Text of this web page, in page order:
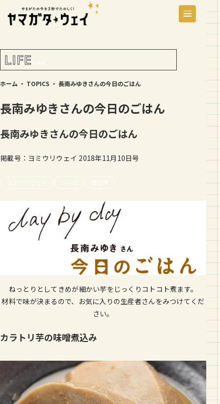
LIFE くらす
ホーム ・ TOPICS ・ 長南みゆきさんの今日のごはん
長南みゆきさんの今日のごはん
長南みゆきさんの今日のごはん
掲載号：ヨミウリウェイ 2018年11月10日号
ヨミウリウェイ レシピ 酒田市
ねっとりとしてきめが細かい芋をじっくりコトコト煮ます。
材料で味が決まるので、お気に入りの生産者さんをみつけてくだ
さい。
カラトリ芋の味噌煮込み